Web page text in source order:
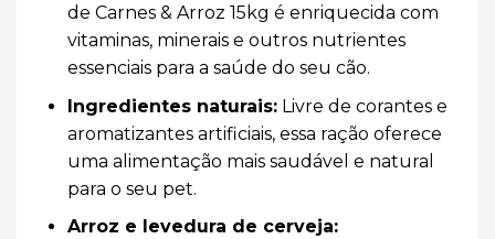
de Carnes & Arroz 15kg é enriquecida com
vitaminas, minerais e outros nutrientes
essenciais para a saúde do seu cão.
Ingredientes naturais:Livre de corantes e
aromatizantes artificiais, essa ração oferece
uma alimentação mais saudável e natural
para o seu pet.
Arroz e levedura de cerveja: